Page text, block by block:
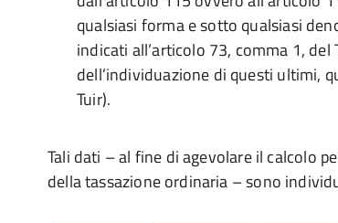
qualsiasi forma e sotto qualsiasi
indicati all’articolo 73, comma 1, del
dell’individuazione di questi ultimi,
Tuir).
Tali dati – al fine di agevolare il calcolo
della tassazione ordinaria – sono